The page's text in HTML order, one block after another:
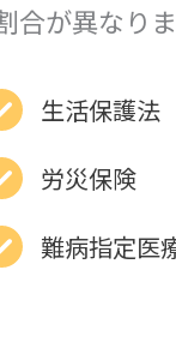
合が異なり
生活保護法
労災保険
難病指定医